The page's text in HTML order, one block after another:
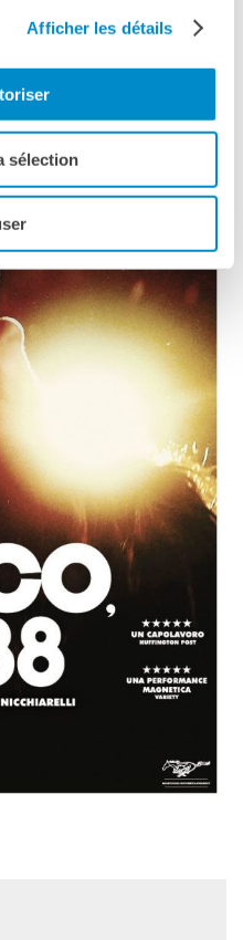
Afficher les détails
sélection